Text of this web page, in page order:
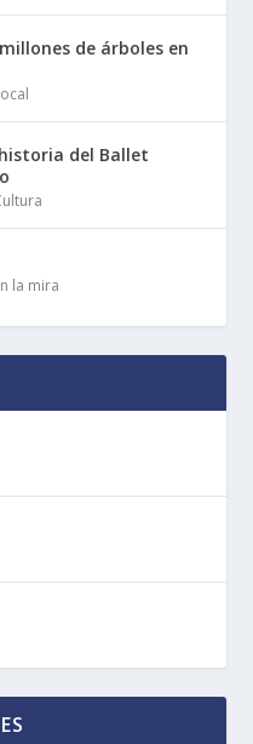
de árboles en
del Ballet
la mira